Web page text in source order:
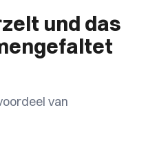
und das
van